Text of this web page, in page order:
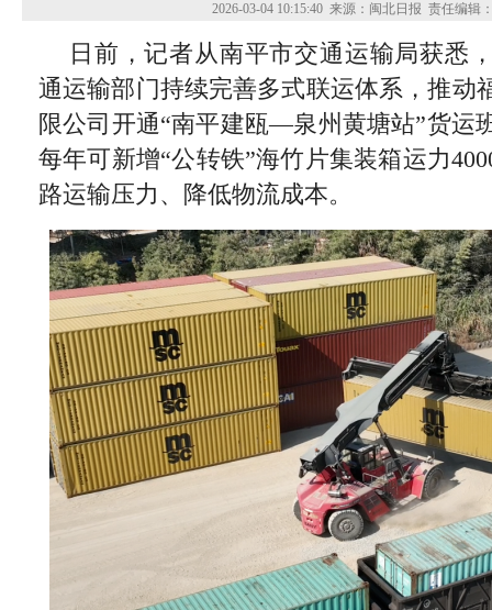
2026-03-04 10:15:40 来源：闽北日报 责任编辑
日前，记者从南平市交通运输局获悉
通运输部门持续完善多式联运体系，推动
限公司开通“南平建瓯—泉州黄塘站”货运
每年可新增“公转铁”海竹片集装箱运力
路运输压力、降低物流成本。